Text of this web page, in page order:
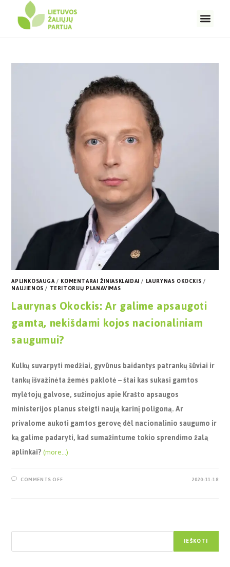
APLINKOSAUGA/ KOMENTARAI ŽINIASKLAIDAI/ LAURYNAS OKOCKIS/
NAUJIENOS/ TERITORIJŲ PLANAVIMAS
Laurynas Okockis: Ar galime apsaugoti
gamtą, nekišdami kojos nacionaliniam
saugumui?
Kulkų suvarpyti medžiai, gyvūnus baidantys patrankų šūviai ir
tankų išvažinėta žemės paklotė–štai kas sukasi gamtos
mylėtojų galvose, sužinojus apie Krašto apsaugos
ministerijos planus steigti naują karinį poligoną. Ar
privalome aukoti gamtos gerovę dėl nacionalinio saugumo ir
ką galime padaryti, kad sumažintume tokio sprendimo žalą
aplinkai?(more…)
COMMENTS OFF 2020-11-18
IEŠKOTI